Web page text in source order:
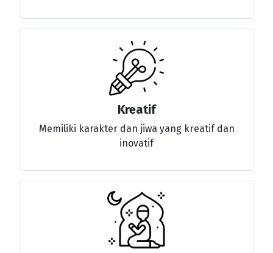
Kreatif
Memiliki karakter dan jiwa yang kreatif dan
inovatif